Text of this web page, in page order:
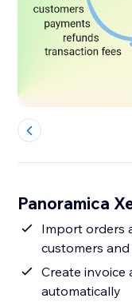
Panoramica
Import orders
customers
Create
automatically